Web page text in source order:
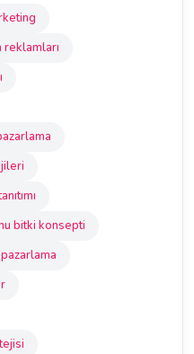
bitki konsepti